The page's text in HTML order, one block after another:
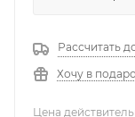
Рассчитать
Хочу в
Цена